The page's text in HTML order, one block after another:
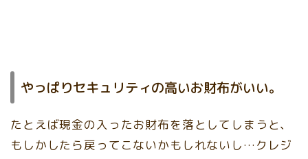
やっぱりセキュリティの高いお財布がいい。
たとえば現金の入ったお財布を落としてしまうと、
もしかしたら戻ってこないかもしれないし…クレジ